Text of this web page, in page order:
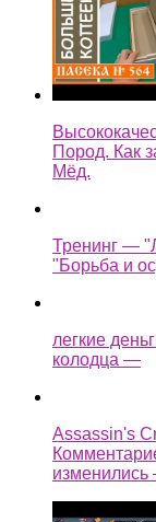
Пород. Как
Мёд.
Тренинг —
"Борьба и
легкие
колодца —
Assassin's